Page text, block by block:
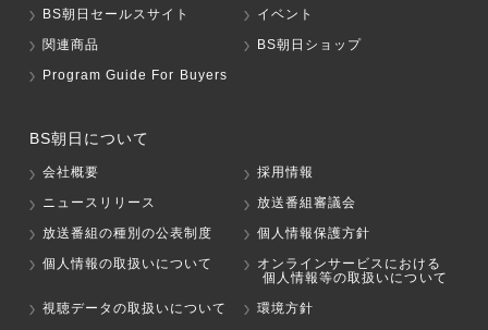
BS朝日セールスサイト
イベント
関連商品
BS朝日ショップ
Program Guide For Buyers
BS朝日について
会社概要
採用情報
ニュースリリース
放送番組審議会
放送番組の種別の公表制度
個人情報保護方針
個人情報の取扱いについて
オンラインサービスにおける
個人情報等の取扱いについて
視聴データの取扱いについて
環境方針